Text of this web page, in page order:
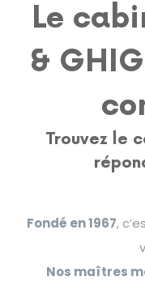
Le
&
Trouvez le
Fondé en 1967,
Nos maîtres